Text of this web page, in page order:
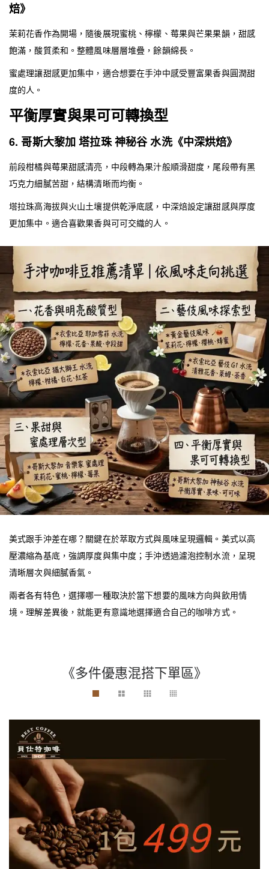
焙》
茉莉花香作為開場，隨後展現蜜桃、檸檬、莓果與芒果果韻，甜感
飽滿，酸質柔和。整體風味層層堆疊，餘韻綿長。
蜜處理讓甜感更加集中，適合想要在手沖中感受豐富果香與圓潤甜
度的人。
平衡厚實與果可可轉換型
6. 哥斯大黎加 塔拉珠 神秘谷 水洗《中深烘焙》
前段柑橘與莓果甜感清亮，中段轉為果汁般順滑甜度，尾段帶有黑
巧克力細膩苦甜，結構清晰而均衡。
塔拉珠高海拔與火山土壤提供乾淨底感，中深焙設定讓甜感與厚度
更加集中。適合喜歡果香與可可交織的人。
美式跟手沖差在哪？關鍵在於萃取方式與風味呈現邏輯。美式以高
壓濃縮為基底，強調厚度與集中度；手沖透過濾泡控制水流，呈現
清晰層次與細膩香氣。
兩者各有特色，選擇哪一種取決於當下想要的風味方向與飲用情
境。理解差異後，就能更有意識地選擇適合自己的咖啡方式。
《多件優惠混搭下單區》